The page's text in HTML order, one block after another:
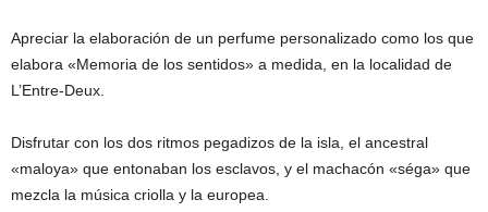
Apreciar la elaboración de un perfume personalizado como los que
elabora «Memoria de los sentidos» a medida, en la localidad de
L’Entre-Deux.
Disfrutar con los dos ritmos pegadizos de la isla, el ancestral
«maloya» que entonaban los esclavos, y el machacón «séga» que
mezcla la música criolla y la europea.